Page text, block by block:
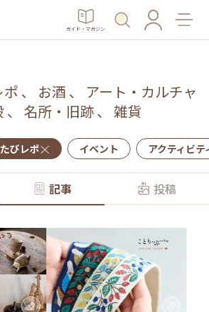
ガイド・マガジン
ポ 、 お酒 、 アート・カルチャ
、 名所・旧跡、 雑貨
たびレポ イベント アクティビテ
記事 投稿